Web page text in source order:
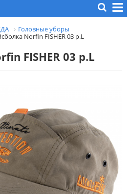
Головные уборы
Norfin FISHER 03 р.L
FISHER 03 р.L